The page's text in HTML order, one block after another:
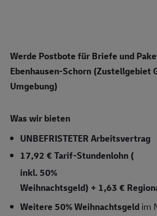
Werde Postbote für Briefe und
Ebenhausen-Schorn (Zustellgebiet
Umgebung)
Was wir bieten
UNBEFRISTETERArbeitsvertrag
17,92 € Tarif-Stundenlohn(
inkl. 50%
Weihnachtsgeld) + 1,63 €
Weitere 50% Weihnachtsgeldim